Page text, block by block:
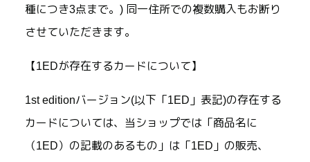
種につき3点まで。) 同一住所での複数購入もお断り
させていただきます。
【1EDが存在するカードについて】
1st editionバージョン(以下「1ED」表記)の存在する
カードについては、当ショップでは「商品名に
（1ED）の記載のあるもの」は「1ED」の販売、